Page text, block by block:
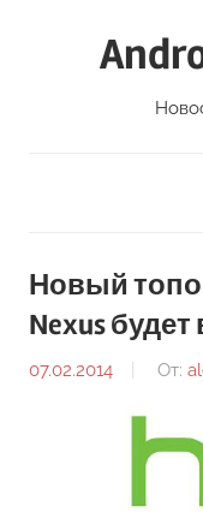
Новый
Nexus будет
07.02.2014 От: